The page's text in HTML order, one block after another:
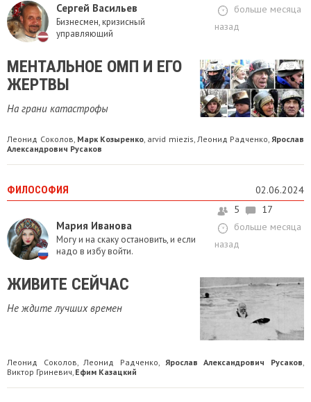
Сергей Васильев
Бизнесмен, кризисный
управляющий
больше месяца
назад
МЕНТАЛЬНОЕ ОМП И ЕГО
ЖЕРТВЫ
На грани катастрофы
Леонид Соколов, Марк Козыренко, arvid miezis, Леонид Радченко, Ярослав
Александрович Русаков
ФИЛОСОФИЯ 02.06.2024
Мария Иванова
Могу и на скаку остановить, и если
надо в избу войти.
5
17
больше месяца
назад
ЖИВИТЕ СЕЙЧАС
Не ждите лучших времен
Леонид Соколов,Леонид Радченко, Ярослав Александрович Русаков,
Виктор Гриневич, Ефим Казацкий